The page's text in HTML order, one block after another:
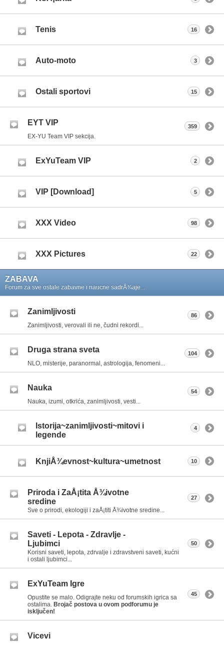
Tenis 16
Auto-moto 3
Ostali sportovi 15
EYT VIP
EX-YU Team VIP sekcija.
359
ExYuTeam VIP 2
VIP [Download] 5
XXX Video 98
XXX Pictures 22
ZABAVA
Forum za sve ostale zabavne i naucne sadrÅ¾aje...
Zanimljivosti
Zanimljivosti, verovali ili ne, čudni rekordi...
86
Druga strana sveta
NLO, misterije, paranormal, astrologija, fenomeni...
104
Nauka
Nauka, izumi, otkrića, zanimljivosti, vesti...
54
Istorija~zanimljivosti~mitovi i
legende
4
KnjiÅ¾evnost~kultura~umetnost 10
Priroda i ZaÅ¡tita Å¾ivotne
sredine
Sve o prirodi, ekologiji i zaÅ¡titi Å¾ivotne sredine...
27
Saveti - Lepota - Zdravlje -
Ljubimci
Korisni saveti, lepota, zdrvalje i zdravstveni saveti, kućni
i ostali ljubimci...
50
ExYuTeam Igre
Opustite se malo. Odigrajte neku od forumskih igrica sa
ostalima. Brojač postova u ovom podforumu je
isključen!
45
Vicevi